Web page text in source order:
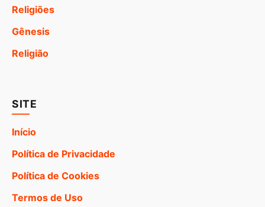
Religiões
Gênesis
Religião
SITE
Início
Política de Privacidade
Política de Cookies
Termos de Uso